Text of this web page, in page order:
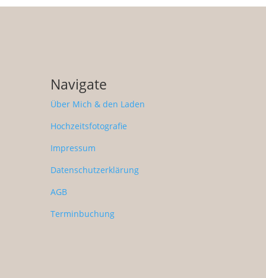
Navigate
Über Mich & den Laden
Hochzeitsfotografie
Impressum
Datenschutzerklärung
AGB
Terminbuchung